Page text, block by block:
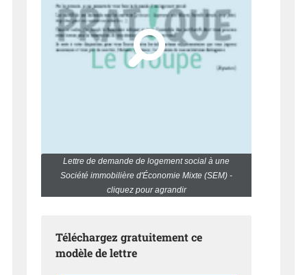
Lettre de demande de logement social à une
Société immobilière d'Économie Mixte (SEM) -
cliquez pour agrandir
Téléchargez gratuitement ce
modèle de lettre